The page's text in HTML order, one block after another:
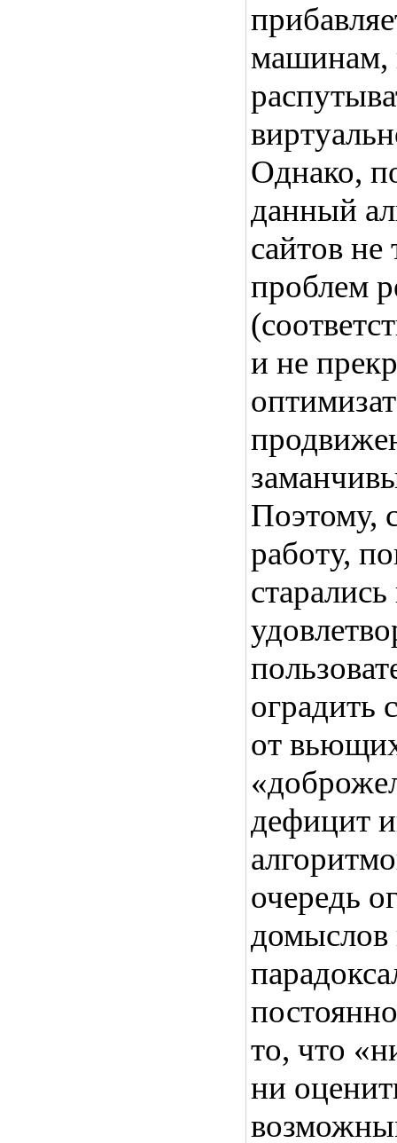
Однако,
данный
сайтов не
проблем
и не
Поэтому,
работу,
оградить
от
дефицит
очередь
то, что
ни